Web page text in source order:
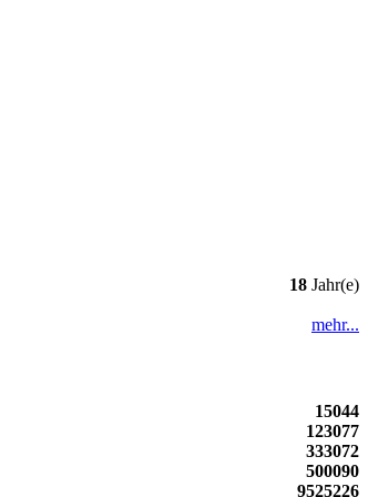
18 Jahr(e)
mehr...
15044
123077
333072
500090
9525226